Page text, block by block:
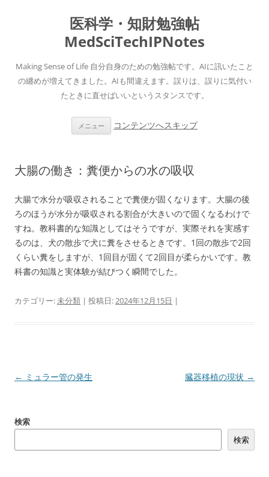
医科学・知財勉強帖
MedSciTechIPNotes
Making Sense of Life 自分自身のための勉強帖です。AIに訊いたこと
の纏めが増えてきました。AIも間違えます。誤りは、誤りに気付い
たときに直せばいいというスタンスです。
メニュー コンテンツへスキップ
大腸の働き：糞便からの水の吸収
大腸で水分が吸収されることで糞便が固くなります。大腸の後
ろのほうが水分が吸収される割合が大きいので固くなるわけで
すね。教科書的な知識としてはそうですが、実際それを実感す
るのは、犬の散歩で犬に糞をさせるときです。1回の散歩で2回
くらい糞をしますが、1回目が固くて2回目が柔らかいです。教
科書の知識と実体験が結びつく瞬間でした。
カテゴリー:未分類 | 投稿日:2024年12月15日 |
投
ビ
← ミュラー管の発生 臓器移植の現状 →
検索
検索